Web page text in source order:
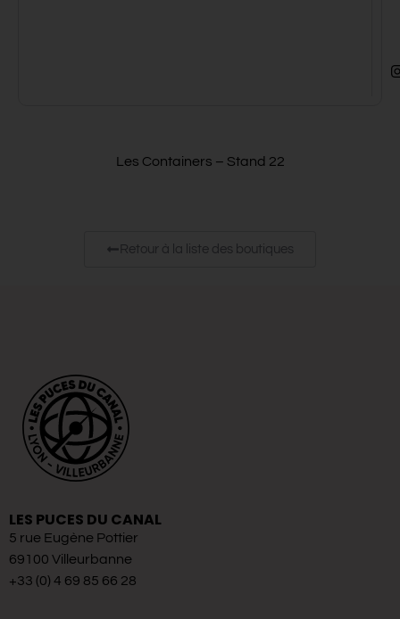
Les Containers – Stand 22
Retour à la liste des boutiques
LES PUCES DU CANAL
5 rue Eugène Pottier
69100 Villeurbanne
+33 (0) 4 69 85 66 28